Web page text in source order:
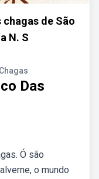
de São
N. S
Das
Ó são
o mundo